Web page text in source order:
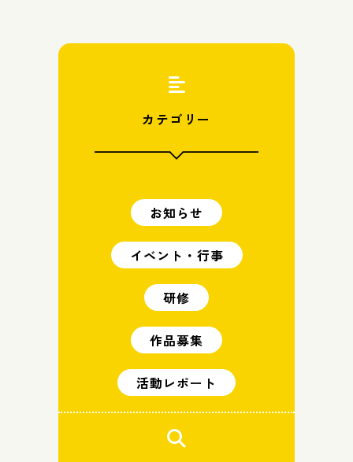
カテゴリー
お知らせ
イベント・行事
研修
作品募集
活動レポート